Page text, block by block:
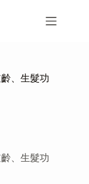
、生髮功
、生髮功